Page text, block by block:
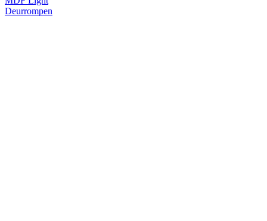
Deurrompen